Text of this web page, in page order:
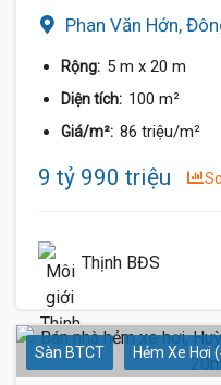
Phan Văn Hớn,
Rộng: 5 m x 20 m
Diện tích: 100 m²
Giá/m²: 86 triệu/m²
9 tỷ 990 triệu
Thịnh BĐS
Sàn BTCT Hẻm Xe Hơi